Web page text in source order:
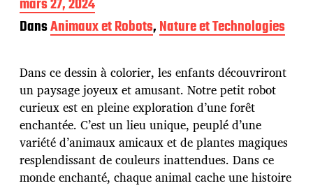
a
t
e
p
u
b
l
i
c
a
DansAnimaux et Robots,Nature et Technologies
Dans ce dessin à colorier, les enfants découvriront
un paysage joyeux et amusant. Notre petit robot
curieux est en pleine exploration d’une forêt
enchantée. C’est un lieu unique, peuplé d’une
variété d’animaux amicaux et de plantes magiques
resplendissant de couleurs inattendues. Dans ce
monde enchanté, chaque animal cache une histoire